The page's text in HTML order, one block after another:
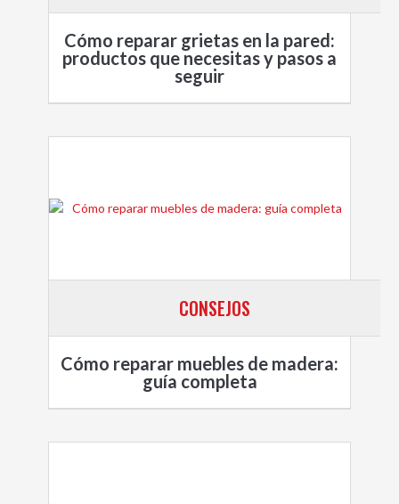
Cómo reparar grietas en la pared:
productos que necesitas y pasos a
seguir
CONSEJOS
Cómo reparar muebles de madera:
guía completa